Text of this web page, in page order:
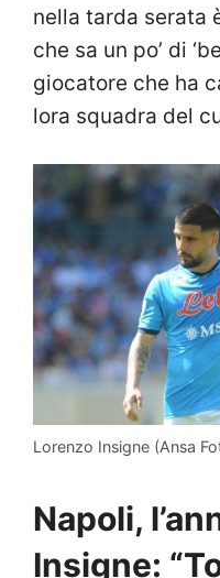
nella tarda serata
che sa un po’ di
giocatore che ha
lora squadra del
Lorenzo Insigne (Ansa
Napoli,
Insigne: